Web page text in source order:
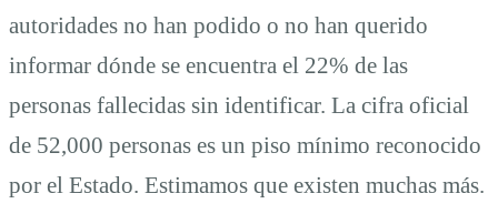
autoridades no han podido o no han querido
informar dónde se encuentra el 22% de las
personas fallecidas sin identificar. La cifra oficial
de 52,000 personas es un piso mínimo reconocido
por el Estado. Estimamos que existen muchas más.